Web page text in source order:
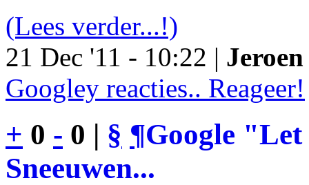
(Lees verder...!)
21 Dec '11 - 10:22 |
Googley reacties.. Reageer!
+ 0 - 0 | § ¶Google
Sneeuwen...